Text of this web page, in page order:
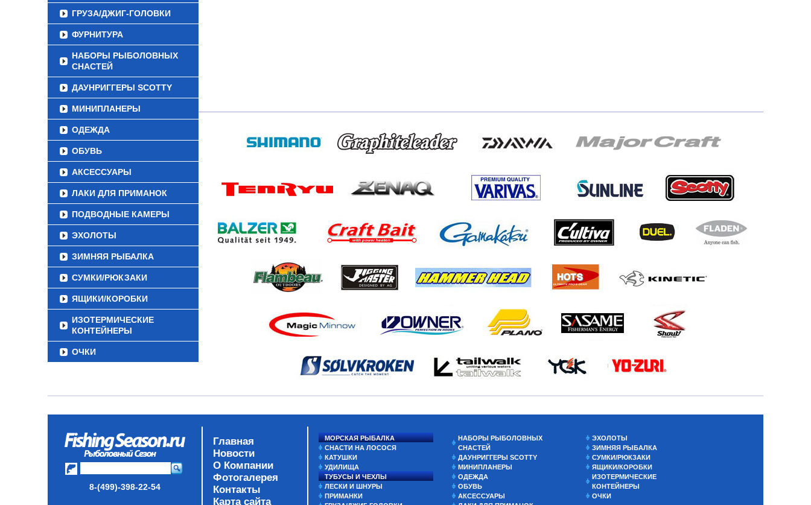
ГРУЗА/ДЖИГ-ГОЛОВКИ
ФУРНИТУРА
НАБОРЫ РЫБОЛОВНЫХ
СНАСТЕЙ
ДАУНРИГГЕРЫ SCOTTY
МИНИПЛАНЕРЫ
ОДЕЖДА
ОБУВЬ
АКСЕССУАРЫ
ЛАКИ ДЛЯ ПРИМАНОК
ПОДВОДНЫЕ КАМЕРЫ
ЭХОЛОТЫ
ЗИМНЯЯ РЫБАЛКА
СУМКИ/РЮКЗАКИ
ЯЩИКИ/КОРОБКИ
ИЗОТЕРМИЧЕСКИЕ
КОНТЕЙНЕРЫ
ОЧКИ
8-(499)-398-22-54
Главная
Новости
О Компании
Фотогалерея
Контакты
Карта сайта
МОРСКАЯ РЫБАЛКА
СНАСТИ НА ЛОСОСЯ
КАТУШКИ
УДИЛИЩА
ТУБУСЫ И ЧЕХЛЫ
ЛЕСКИ И ШНУРЫ
ПРИМАНКИ
НАБОРЫ РЫБОЛОВНЫХ
СНАСТЕЙ
ДАУНРИГГЕРЫ SCOTTY
МИНИПЛАНЕРЫ
ОДЕЖДА
ОБУВЬ
АКСЕССУАРЫ
ЭХОЛОТЫ
ЗИМНЯЯ РЫБАЛКА
СУМКИ/РЮКЗАКИ
ЯЩИКИ/КОРОБКИ
ИЗОТЕРМИЧЕСКИЕ
КОНТЕЙНЕРЫ
ОЧКИ